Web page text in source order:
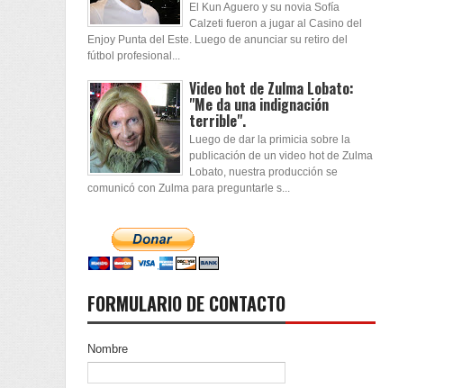
El Kun Aguero y su novia Sofía
Calzeti fueron a jugar al Casino del
Enjoy Punta del Este. Luego de anunciar su retiro del
fútbol profesional...
Video hot de Zulma Lobato:
"Me da una indignación
terrible".
Luego de dar la primicia sobre la
publicación de un video hot de Zulma
Lobato, nuestra producción se
comunicó con Zulma para preguntarle s...
FORMULARIO DE CONTACTO
Nombre